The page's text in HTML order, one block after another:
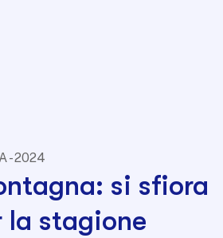
- 2024
si sfiora
la stagione